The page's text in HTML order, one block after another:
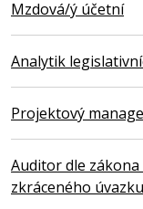
Mzdová/ý účetní
Analytik
Projektový
Auditor dle zákona
zkráceného úvazku